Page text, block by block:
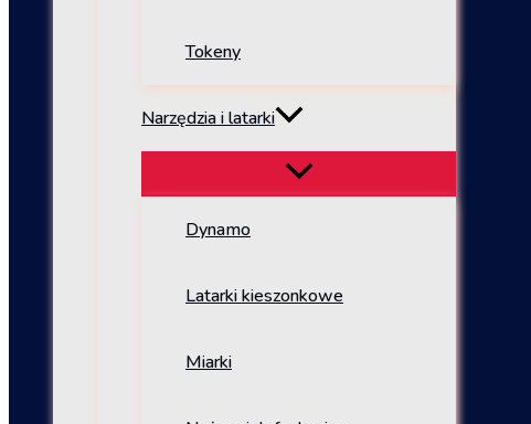
Tokeny
Narzędzia i latarki
Dynamo
Latarki kieszonkowe
Miarki